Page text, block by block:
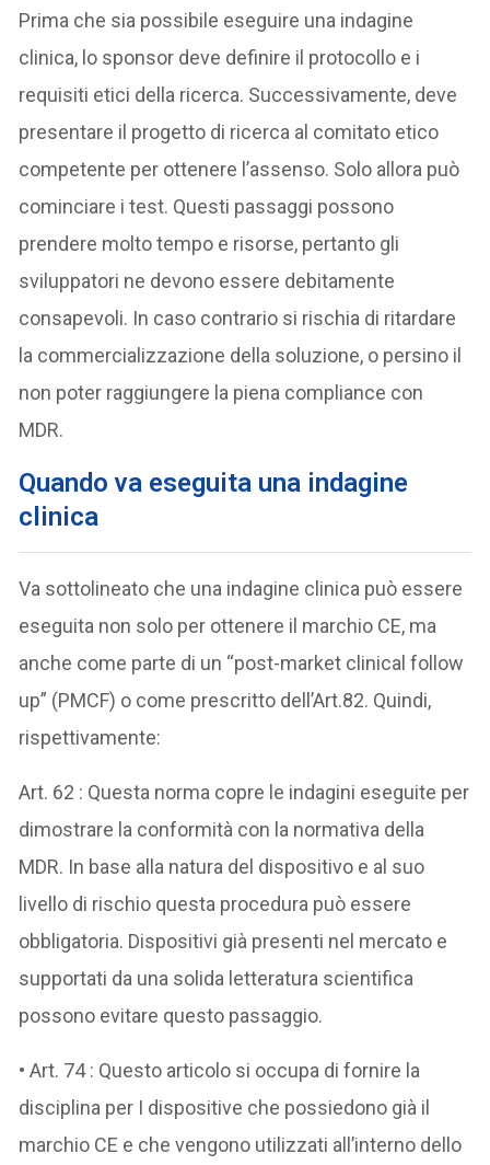
Prima che sia possibile eseguire una indagine
clinica, lo sponsor deve definire il protocollo e i
requisiti etici della ricerca. Successivamente, deve
presentare il progetto di ricerca al comitato etico
competente per ottenere l’assenso. Solo allora può
cominciare i test. Questi passaggi possono
prendere molto tempo e risorse, pertanto gli
sviluppatori ne devono essere debitamente
consapevoli. In caso contrario si rischia di ritardare
la commercializzazione della soluzione, o persino il
non poter raggiungere la piena compliance con
MDR.
Quando va eseguita una indagine
clinica
Va sottolineato che una indagine clinica può essere
eseguita non solo per ottenere il marchio CE, ma
anche come parte di un “post-market clinical follow
up” (PMCF) o come prescritto dell’Art.82. Quindi,
rispettivamente:
Art. 62 : Questa norma copre le indagini eseguite per
dimostrare la conformità con la normativa della
MDR. In base alla natura del dispositivo e al suo
livello di rischio questa procedura può essere
obbligatoria. Dispositivi già presenti nel mercato e
supportati da una solida letteratura scientifica
possono evitare questo passaggio.
• Art. 74 : Questo articolo si occupa di fornire la
disciplina per I dispositive che possiedono già il
marchio CE e che vengono utilizzati all’interno dello